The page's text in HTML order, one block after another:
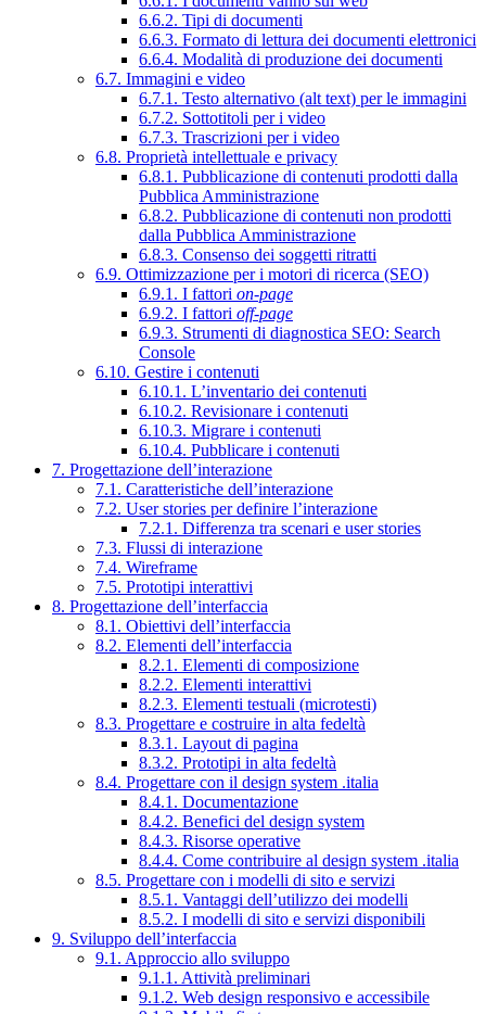
6.6.2. Tipi di documenti
6.6.3. Formato di lettura dei documenti elettronici
6.6.4. Modalità di produzione dei documenti
6.7. Immagini e video
6.7.1. Testo alternativo (alt text) per le immagini
6.7.2. Sottotitoli per i video
6.7.3. Trascrizioni per i video
6.8. Proprietà intellettuale e privacy
6.8.1. Pubblicazione di contenuti prodotti dalla
Pubblica Amministrazione
6.8.2. Pubblicazione di contenuti non prodotti
dalla Pubblica Amministrazione
6.8.3. Consenso dei soggetti ritratti
6.9. Ottimizzazione per i motori di ricerca (SEO)
6.9.1. I fattori on-page
6.9.2. I fattori off-page
6.9.3. Strumenti di diagnostica SEO: Search
Console
6.10. Gestire i contenuti
6.10.1. L’inventario dei contenuti
6.10.2. Revisionare i contenuti
6.10.3. Migrare i contenuti
6.10.4. Pubblicare i contenuti
7. Progettazione dell’interazione
7.1. Caratteristiche dell’interazione
7.2. User stories per definire l’interazione
7.2.1. Differenza tra scenari e user stories
7.3. Flussi di interazione
7.4. Wireframe
7.5. Prototipi interattivi
8. Progettazione dell’interfaccia
8.1. Obiettivi dell’interfaccia
8.2. Elementi dell’interfaccia
8.2.1. Elementi di composizione
8.2.2. Elementi interattivi
8.2.3. Elementi testuali (microtesti)
8.3. Progettare e costruire in alta fedeltà
8.3.1. Layout di pagina
8.3.2. Prototipi in alta fedeltà
8.4. Progettare con il design system .italia
8.4.1. Documentazione
8.4.2. Benefici del design system
8.4.3. Risorse operative
8.4.4. Come contribuire al design system .italia
8.5. Progettare con i modelli di sito e servizi
8.5.1. Vantaggi dell’utilizzo dei modelli
8.5.2. I modelli di sito e servizi disponibili
9. Sviluppo dell’interfaccia
9.1. Approccio allo sviluppo
9.1.1. Attività preliminari
9.1.2. Web design responsivo e accessibile